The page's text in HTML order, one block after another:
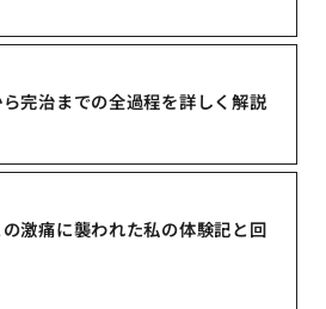
完治までの全過程を詳しく解説
激痛に襲われた私の体験記と回